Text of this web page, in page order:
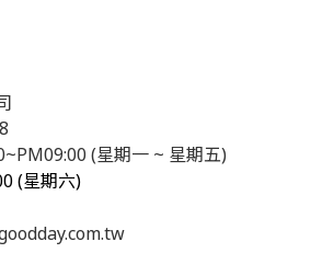
(星期一 ~ 星期五)
(星期六)